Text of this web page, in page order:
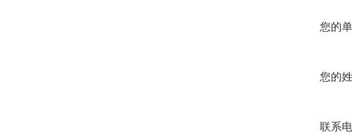
您的
您的
联系